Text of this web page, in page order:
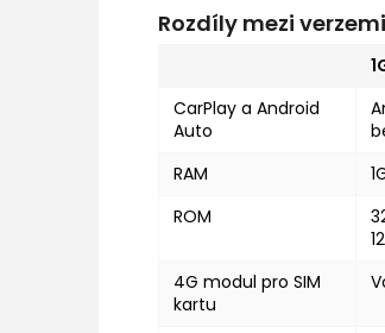
Rozdíly mezi
CarPlay a Android
Auto
RAM
ROM
4G modul pro SIM
kartu